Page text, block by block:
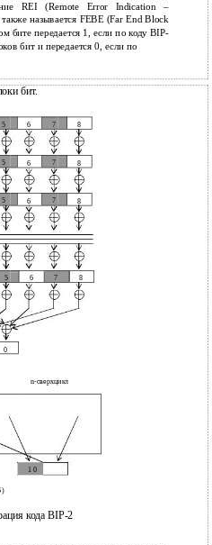
REI (Remote Error Indication –
называется FEBE (Far End Block
бите передается 1, если по коду BIP-
бит и передается 0, если по
бит.
5 6 7 8
5 6 7 8
5 6 7 8
5 6 7 8
0
n-сверхцикл
1 0
кода BIP-2